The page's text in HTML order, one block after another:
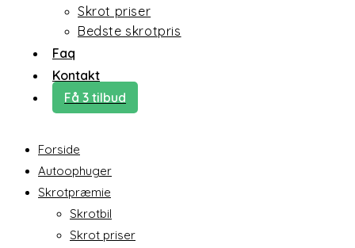
Skrot priser
Bedste skrotpris
Faq
Kontakt
Få 3 tilbud
Forside
Autoophuger
Skrotpræmie
Skrotbil
Skrot priser